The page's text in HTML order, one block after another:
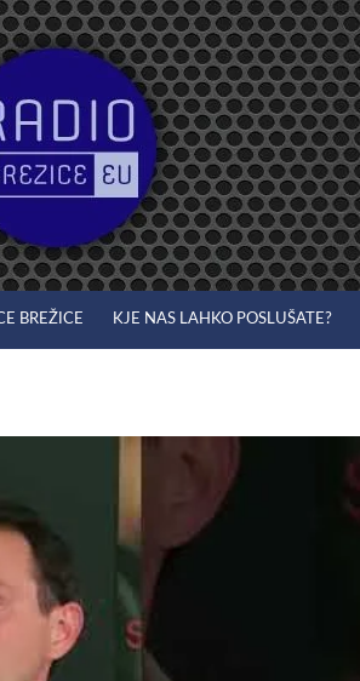
BREŽICE KJE NAS LAHKO POSLUŠATE?